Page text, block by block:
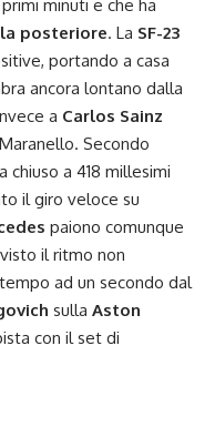
minuti e che ha
posteriore. La SF-23
portando a casa
ancora lontano dalla
a Carlos Sainz
Secondo
chiuso a 418 millesimi
il giro veloce su
paiono comunque
il ritmo non
ad un secondo dal
sulla Aston
con il set di